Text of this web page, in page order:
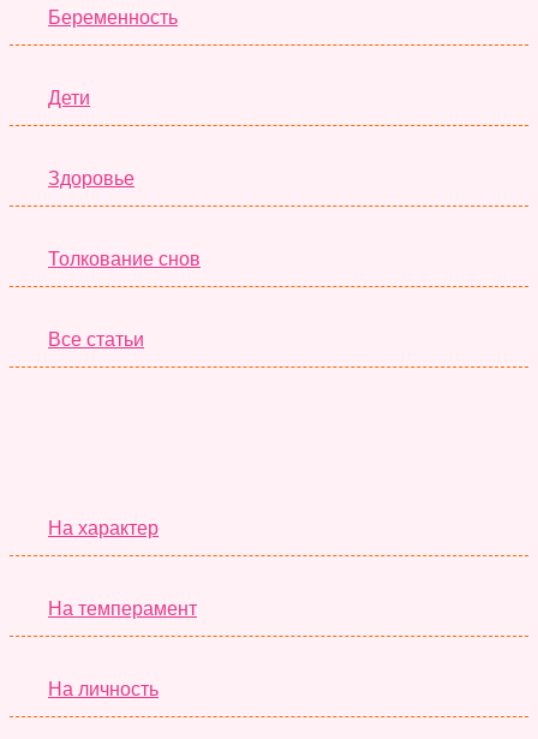
Беременность
Дети
Здоровье
Толкование снов
Все статьи
На характер
На темперамент
На личность